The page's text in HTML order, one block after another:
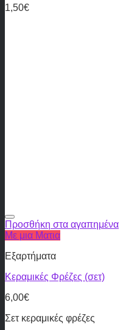
1,50€
Προσθήκη στα αγαπημένα
Με μια Ματια
Εξαρτήματα
Κεραμικές Φρέζες (σετ)
6,00€
Σετ κεραμικές φρέζες